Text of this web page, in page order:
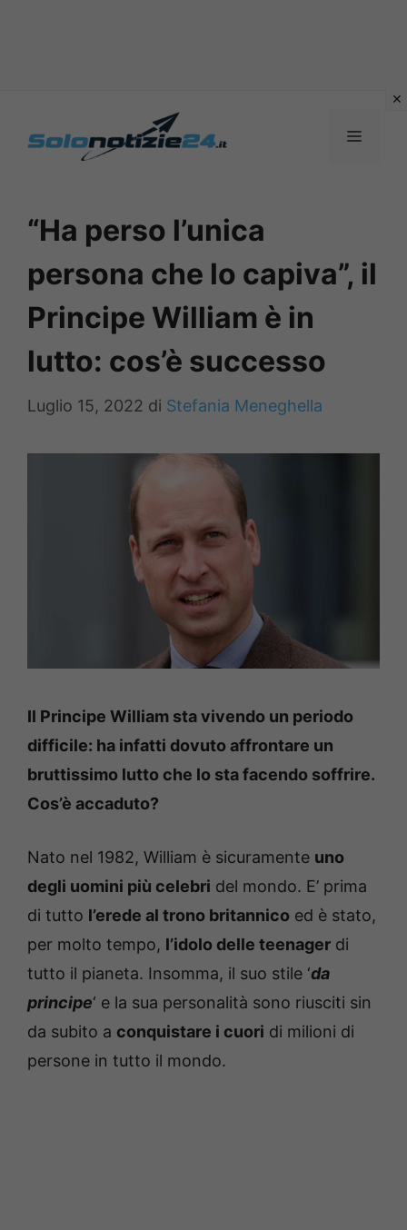
MENU
“Ha perso l’unica
persona che lo capiva”, il
Principe William è in
lutto: cos’è successo
Luglio 15, 2022 di Stefania Meneghella
Il Principe William sta vivendo un periodo
difficile: ha infatti dovuto affrontare un
bruttissimo lutto che lo sta facendo soffrire.
Cos’è accaduto?
Nato nel 1982, William è sicuramente uno
degli uomini più celebri del mondo. E’ prima
di tutto l’erede al trono britannico ed è stato,
per molto tempo, l’idolo delle teenager di
tutto il pianeta. Insomma, il suo stile ‘da
principe‘ e la sua personalità sono riusciti sin
da subito a conquistare i cuori di milioni di
persone in tutto il mondo.